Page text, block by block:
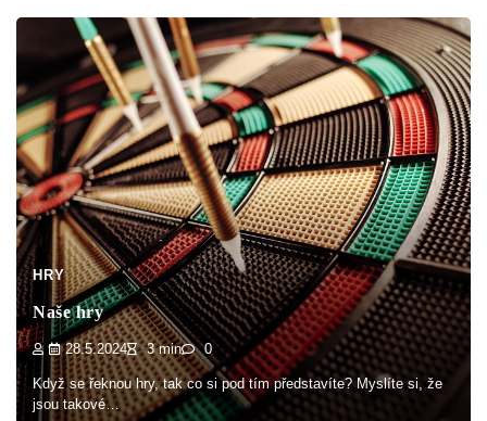
HRY
Naše hry
28.5.2024 3 min 0
Když se řeknou hry, tak co si pod tím představíte? Myslíte si, že
jsou takové…